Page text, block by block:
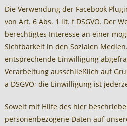
Die Verwendung der Facebook
von Art. 6 Abs. 1 lit. f DSGVO. Der
berechtigtes Interesse an einer
Sichtbarkeit in den Sozialen
entsprechende Einwilligung
Verarbeitung ausschließlich auf
a DSGVO; die Einwilligung ist
Soweit mit Hilfe des hier
personenbezogene Daten auf